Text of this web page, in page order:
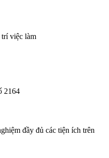
việc làm
2164
đầy đủ các tiện ích trên